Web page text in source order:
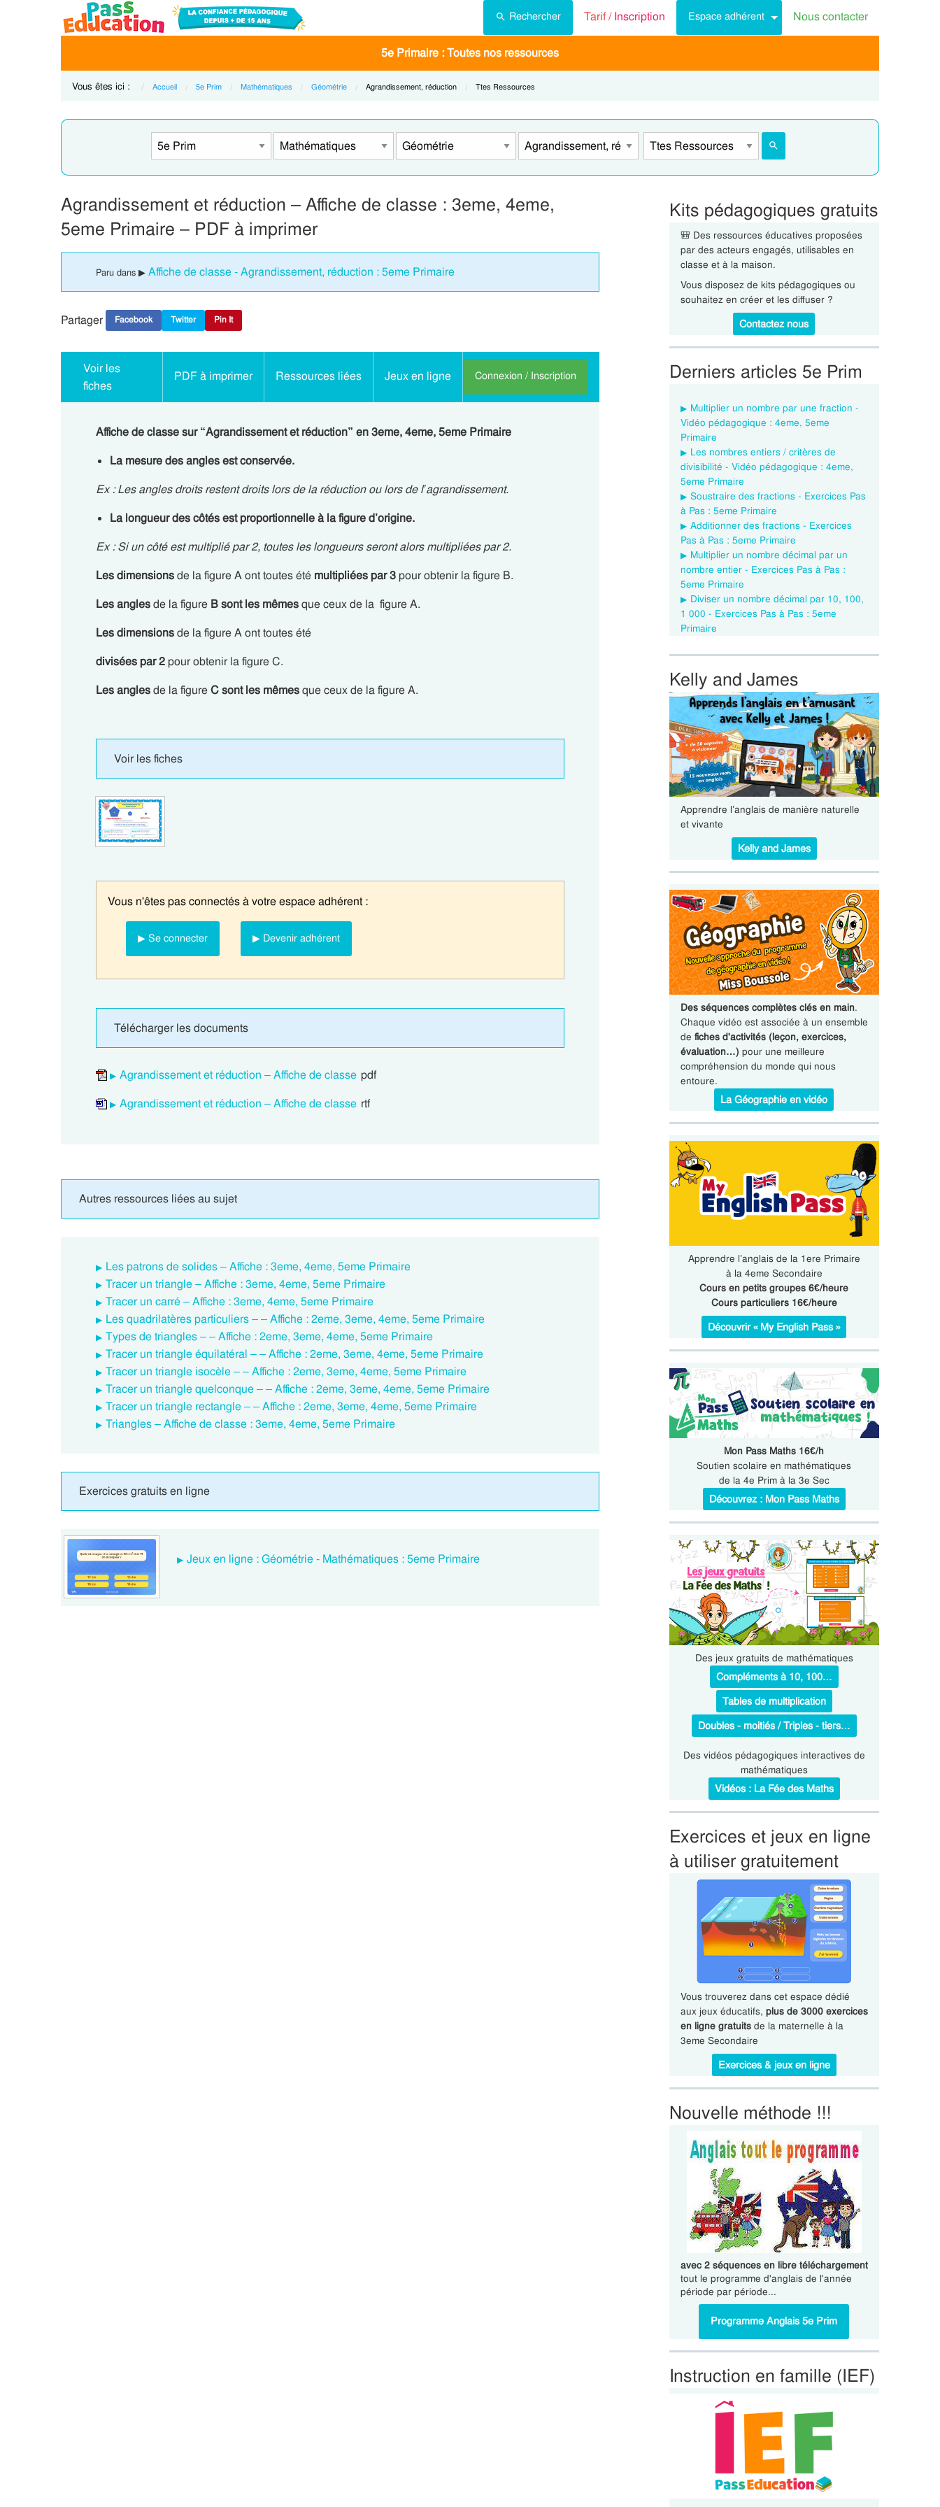
Rechercher Tarif /Inscription Espace adhérent Nous contacter
5e Primaire : Toutes nos ressources
Vous êtes ici : Accueil 5e Prim Mathématiques Géométrie Current:
Agrandissement, réduction Current:
Ttes Ressources
Agrandissement et réduction – Affiche de classe : 3eme, 4eme,
5eme Primaire – PDF à imprimer
Paru dans ▶ Affiche de classe - Agrandissement, réduction : 5eme Primaire
Partager Facebook Twitter Pin It
Voir les
fiches
PDF à imprimer Ressources liées Jeux en ligne Connexion / Inscription
Affiche de classe sur “Agrandissement et réduction” en 3eme, 4eme, 5eme Primaire
La mesure des angles est conservée.
Ex : Les angles droits restent droits lors de la réduction ou lors de l’agrandissement.
La longueur des côtés est proportionnelle à la figure d’origine.
Ex : Si un côté est multiplié par 2, toutes les longueurs seront alors multipliées par 2.
Les dimensionsde la figure A ont toutes été multipliées par 3pour obtenir la figure B.
Les anglesde la figure B sont les mêmesque ceux de la figure A.
Les dimensionsde la figure A ont toutes été
divisées par 2pour obtenir la figure C.
Les anglesde la figureC sont les mêmesque ceux de la figure A.
Voir les fiches
Vous n'êtes pas connectés à votre espace adhérent :
▶ Se connecter ▶ Devenir adhérent
Télécharger les documents
Agrandissement et réduction – Affiche de classe pdf
Agrandissement et réduction – Affiche de classe rtf
Autres ressources liées au sujet
Les patrons de solides – Affiche : 3eme, 4eme, 5eme Primaire
Tracer un triangle – Affiche : 3eme, 4eme, 5eme Primaire
Tracer un carré – Affiche : 3eme, 4eme, 5eme Primaire
Les quadrilatères particuliers – – Affiche : 2eme, 3eme, 4eme, 5eme Primaire
Types de triangles – – Affiche : 2eme, 3eme, 4eme, 5eme Primaire
Tracer un triangle équilatéral – – Affiche : 2eme, 3eme, 4eme, 5eme Primaire
Tracer un triangle isocèle – – Affiche : 2eme, 3eme, 4eme, 5eme Primaire
Tracer un triangle quelconque – – Affiche : 2eme, 3eme, 4eme, 5eme Primaire
Tracer un triangle rectangle – – Affiche : 2eme, 3eme, 4eme, 5eme Primaire
Triangles – Affiche de classe : 3eme, 4eme, 5eme Primaire
Exercices gratuits en ligne
Jeux en ligne : Géométrie - Mathématiques : 5eme Primaire
Kits pédagogiques gratuits
🎒 Des ressources éducatives proposées
par des acteurs engagés, utilisables en
classe et à la maison.
Vous disposez de kits pédagogiques ou
souhaitez en créer et les diffuser ?
Contactez nous
Derniers articles 5e Prim
Multiplier un nombre par une fraction -
Vidéo pédagogique : 4eme, 5eme
Primaire
Les nombres entiers / critères de
divisibilité - Vidéo pédagogique : 4eme,
5eme Primaire
Soustraire des fractions - Exercices Pas
à Pas : 5eme Primaire
Additionner des fractions - Exercices
Pas à Pas : 5eme Primaire
Multiplier un nombre décimal par un
nombre entier - Exercices Pas à Pas :
5eme Primaire
Diviser un nombre décimal par 10, 100,
1 000 - Exercices Pas à Pas : 5eme
Primaire
Kelly and James
Apprendre l’anglais de manière naturelle
et vivante
Kelly and James
Des séquences complètes clés en main.
Chaque vidéo est associée à un ensemble
de fiches d'activités (leçon, exercices,
évaluation…) pour une meilleure
compréhension du monde qui nous
entoure.
La Géographie en vidéo
Apprendre l’anglais de la 1ere Primaire
à la 4eme Secondaire
Cours en petits groupes 6€/heure
Cours particuliers 16€/heure
Découvrir « My English Pass »
Mon Pass Maths 16€/h
Soutien scolaire en mathématiques
de la 4e Prim à la 3e Sec
Découvrez : Mon Pass Maths
Des jeux gratuits de mathématiques
Compléments à 10, 100…
Tables de multiplication
Doubles - moitiés / Triples - tiers…
Des vidéos pédagogiques interactives de
mathématiques
Vidéos : La Fée des Maths
Exercices et jeux en ligne
à utiliser gratuitement
Vous trouverez dans cet espace dédié
aux jeux éducatifs, plus de 3000 exercices
en ligne gratuitsde la maternelle à la
3eme Secondaire
Exercices & jeux en ligne
Nouvelle méthode !!!
avec 2 séquences en libre téléchargement
tout le programme d'anglais de l'année
période par période...
Programme Anglais 5e Prim
Instruction en famille (IEF)